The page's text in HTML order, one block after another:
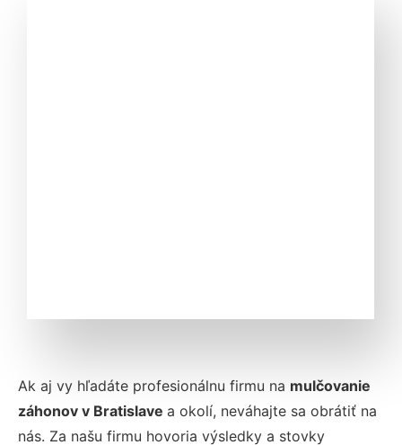
Ak aj vy hľadáte profesionálnu firmu na mulčovanie
záhonov v Bratislave a okolí, neváhajte sa obrátiť na
nás. Za našu firmu hovoria výsledky a stovky